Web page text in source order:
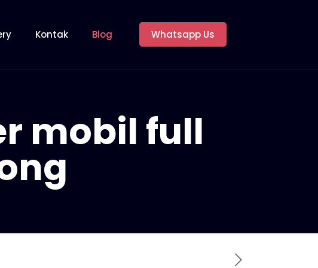
Kontak Blog Whatsapp Us
mobil full